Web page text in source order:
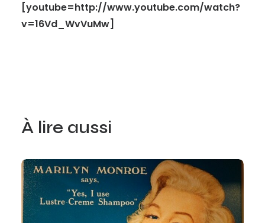
[youtube=http://www.youtube.com/watch?
v=16Vd_WvVuMw]
À lire aussi